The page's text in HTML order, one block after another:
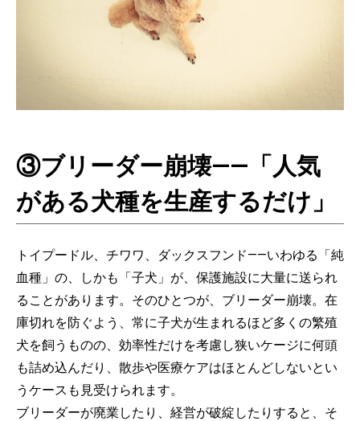
③ブリーダー崩壊——「人気
がある犬種を生産するだけ」
トイプードル、チワワ、ダックスフンド——いわゆる「純
血種」の、しかも「子犬」が、保護施設に大量に送られ
ることがあります。そのひとつが、ブリーダー崩壊。在
庫切れを防ぐよう、常に子犬が生まれるほど多くの繁殖
犬を飼うものの、効率性だけを考慮し狭いケージに何頭
も詰め込んだり、散歩や医療ケアはほとんどしないとい
うケースも見受けられます。
ブリーダーが廃業したり、経営が破綻したりすると、そ